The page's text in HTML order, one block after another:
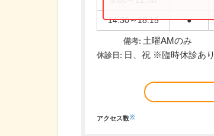
14:30～18:15 ●
備考: 土曜AMのみ
休診日: 日、祝 ※臨時休診あり
アクセス数※